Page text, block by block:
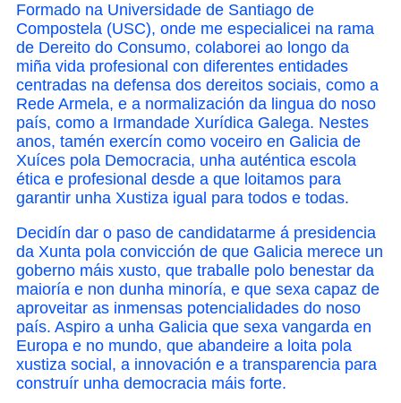
Formado na Universidade de Santiago de
Compostela (USC), onde me especialicei na rama
de Dereito do Consumo, colaborei ao longo da
miña vida profesional con diferentes entidades
centradas na defensa dos dereitos sociais, como a
Rede Armela, e a normalización da lingua do noso
país, como a Irmandade Xurídica Galega. Nestes
anos, tamén exercín como voceiro en Galicia de
Xuíces pola Democracia, unha auténtica escola
ética e profesional desde a que loitamos para
garantir unha Xustiza igual para todos e todas.
Decidín dar o paso de candidatarme á presidencia
da Xunta pola convicción de que Galicia merece un
goberno máis xusto, que traballe polo benestar da
maioría e non dunha minoría, e que sexa capaz de
aproveitar as inmensas potencialidades do noso
país. Aspiro a unha Galicia que sexa vangarda en
Europa e no mundo, que abandeire a loita pola
xustiza social, a innovación e a transparencia para
construír unha democracia máis forte.